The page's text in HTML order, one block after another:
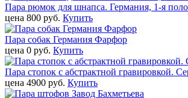
Пара рюмок для шнапса. Германия, 1-я
цена 800 pуб. Купить
Пара собак Германия Фарфор
цена 0 pуб. Купить
Пара стопок с абстрактной гравировкой.
цена 4900 pуб. Купить